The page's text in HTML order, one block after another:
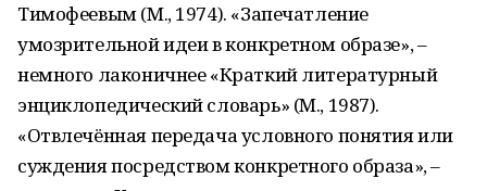
Тимофеевым (М., 1974). «Запечатление
умозрительной идеи в конкретном образе», –
немного лаконичнее «Краткий литературный
энциклопедический словарь» (М., 1987).
«Отвлечённая передача условного понятия или
суждения посредством конкретного образа», –